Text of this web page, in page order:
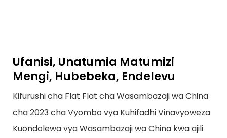
Ufanisi, Unatumia Matumizi
Mengi, Hubebeka, Endelevu
Kifurushi cha Flat Flat cha Wasambazaji wa China
cha 2023 cha Vyombo vya Kuhifadhi Vinavyoweza
Kuondolewa vya Wasambazaji wa China kwa ajili